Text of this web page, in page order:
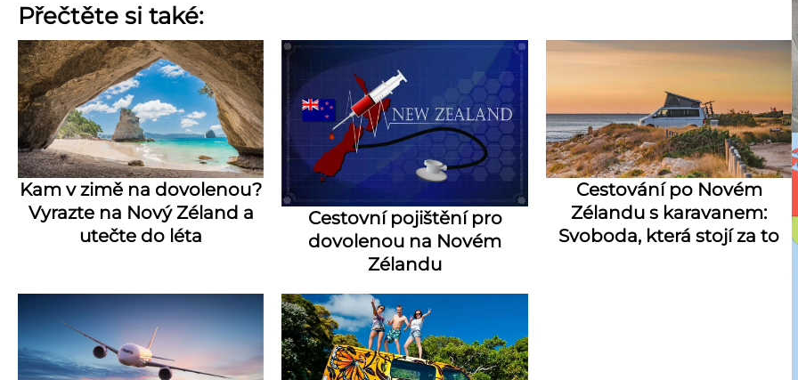
Přečtěte si také:
Kam v zimě na dovolenou?
Vyrazte na Nový Zéland a
utečte do léta
Cestovní pojištění pro
dovolenou na Novém
Zélandu
Cestování po Novém
Zélandu s karavanem:
Svoboda, která stojí za to